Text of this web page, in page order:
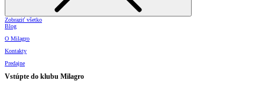
Zobraziť všetko
Blog
O Milagro
Kontakty
Predajne
Vstúpte do klubu Milagro